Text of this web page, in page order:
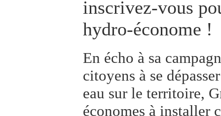
inscrivez-vous
hydro-
En écho à sa
citoyens à se
eau sur le territoire,
économes à installer